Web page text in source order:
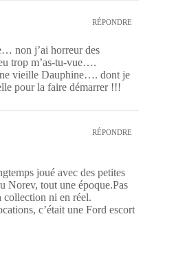
RÉPONDRE
non j’ai horreur des
trop m’as-tu-vue….
vieille Dauphine…. dont je
pour la faire démarrer !!!
RÉPONDRE
joué avec des petites
Norev, tout une époque.Pas
collection ni en réel.
c’était une Ford escort